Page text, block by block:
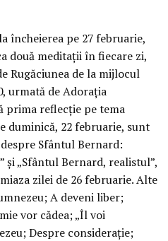
încheierea pe 27 februarie,
două meditații în fiecare zi,
Rugăciunea de la mijlocul
urmată de Adorația
prima reflecție pe tema
duminică, 22 februarie, sunt
Sfântul Bernard:
și „Sfântul Bernard, realistul”,
zilei de 26 februarie. Alte
A deveni liber;
vor cădea; „Îl voi
Despre considerație;